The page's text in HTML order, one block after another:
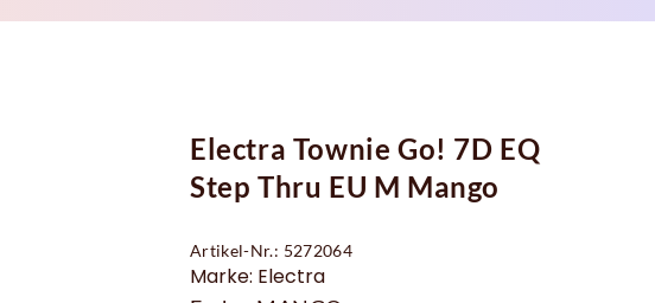
Electra Townie Go! 7D EQ
Step Thru EU M Mango
Artikel-Nr.: 5272064
Marke: Electra